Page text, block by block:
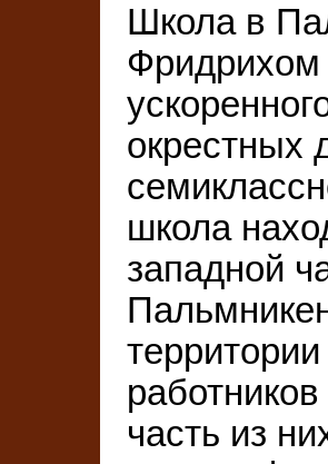
Школа в
Фридрихом
окрестных
школа
западной
часть из